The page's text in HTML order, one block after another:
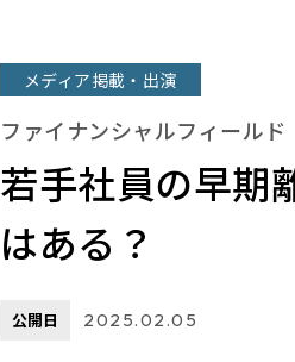
メディア掲載・出演
ファイナンシャルフィールド
若手社員の早期
はある？
公開日 2025.02.05